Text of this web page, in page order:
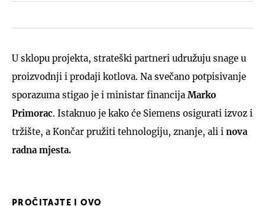
U sklopu projekta, strateški partneri udružuju snage u
proizvodnji i prodaji kotlova. Na svečano potpisivanje
sporazuma stigao je i ministar financija Marko
Primorac. Istaknuo je kako će Siemens osigurati izvoz i
tržište, a Končar pružiti tehnologiju, znanje, ali i nova
radna mjesta.
PROČITAJTE I OVO